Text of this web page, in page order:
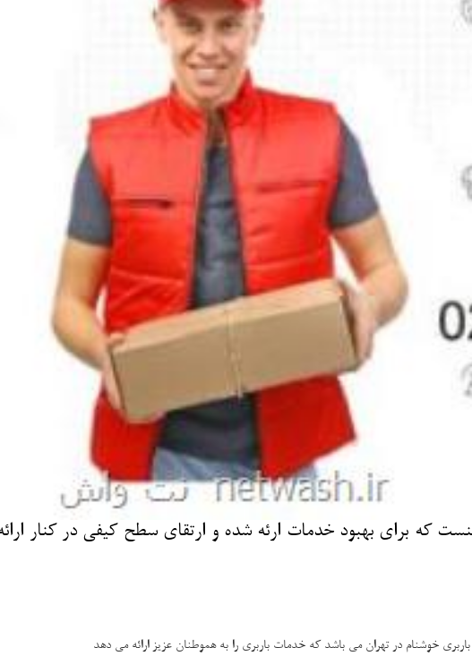
برای بهبود خدمات ارئه شده و ارتقای سطح كیفی در كنار